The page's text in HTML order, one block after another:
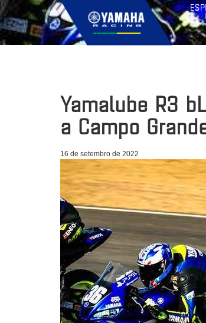
Yamalube R3
a Campo
16 de setembro de 2022